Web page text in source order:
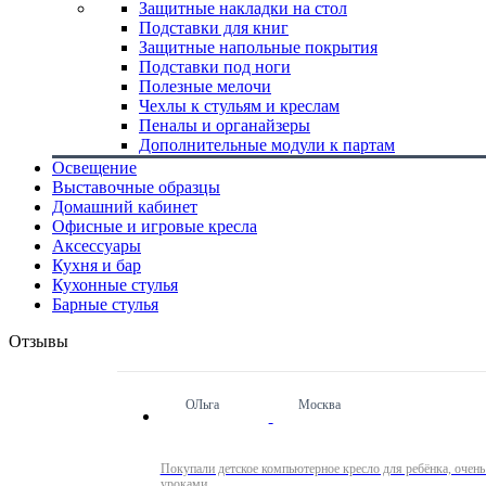
Защитные накладки на стол
Подставки для книг
Защитные напольные покрытия
Подставки под ноги
Полезные мелочи
Чехлы к стульям и креслам
Пеналы и органайзеры
Дополнительные модули к партам
Освещение
Выставочные образцы
Домашний кабинет
Офисные и игровые кресла
Аксессуары
Кухня и бар
Кухонные стулья
Барные стулья
Отзывы
ОЛьга Москва
Покупали детское компьютерное кресло для ребёнка,